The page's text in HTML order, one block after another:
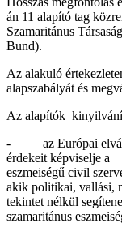
án 11 alapító tag
Szamaritánus
Bund).
Az alakuló
alapszabályát és
Az alapítók
- az Európai
érdekeit képviselje a
eszmeiségű civil
akik politikai, vallási,
tekintet nélkül
szamaritánus